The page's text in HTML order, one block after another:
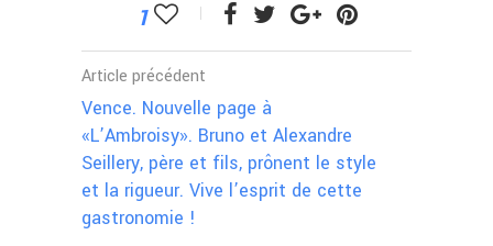
1
Article précédent
Vence. Nouvelle page à
«L’Ambroisy». Bruno et Alexandre
Seillery, père et fils, prônent le style
et la rigueur. Vive l’esprit de cette
gastronomie !